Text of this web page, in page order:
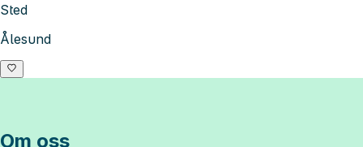
Sted
Ålesund
Om oss